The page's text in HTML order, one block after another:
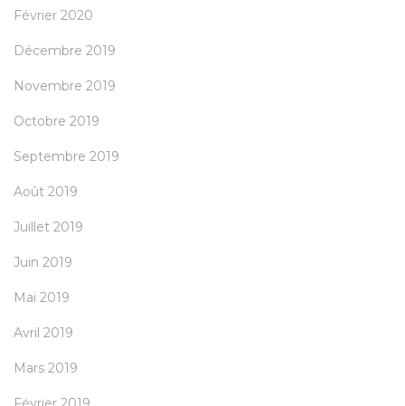
Février 2020
Décembre 2019
Novembre 2019
Octobre 2019
Septembre 2019
Août 2019
Juillet 2019
Juin 2019
Mai 2019
Avril 2019
Mars 2019